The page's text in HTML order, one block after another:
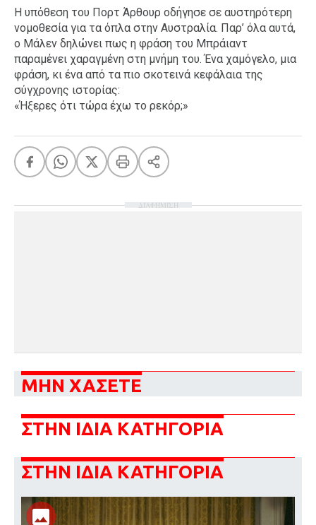
Η υπόθεση του Πορτ Άρθουρ οδήγησε σε αυστηρότερη
νομοθεσία για τα όπλα στην Αυστραλία. Παρ’ όλα αυτά,
ο Μάλεν δηλώνει πως η φράση του Μπράιαντ
παραμένει χαραγμένη στη μνήμη του. Ένα χαμόγελο, μια
φράση, κι ένα από τα πιο σκοτεινά κεφάλαια της
σύγχρονης ιστορίας:
«Ήξερες ότι τώρα έχω το ρεκόρ;»
ΔΙΑΦΗΜΙΣΗ
ΜΗΝ ΧΑΣΕΤΕ
ΣΤΗΝ ΙΔΙΑ ΚΑΤΗΓΟΡΙΑ
ΣΤΗΝ ΙΔΙΑ ΚΑΤΗΓΟΡΙΑ